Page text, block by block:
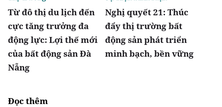
Từ đô thị du lịch đến
cực tăng trưởng đa
động lực: Lợi thế mới
của bất động sản Đà
Nẵng
Nghị quyết 21: Thúc
đẩy thị trường bất
động sản phát triển
minh bạch, bền vững
Đọc thêm